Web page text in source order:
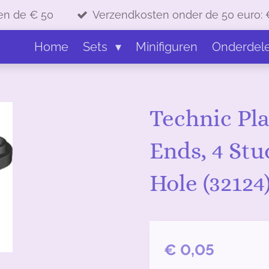
de € 50 Verzendkosten onder de 50 euro:
Home Sets Minifiguren
Technic
Ends, 4
Hole
€ 0,05